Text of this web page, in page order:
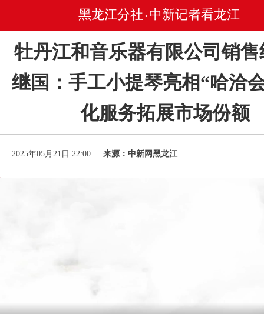
黑龙江分社 • 中新记者看龙江
牡丹江和音乐器有限公司销
继国：手工小提琴亮相“哈洽
化服务拓展市场份额
2025年05月21日 22:00 | 来源：中新网黑龙江